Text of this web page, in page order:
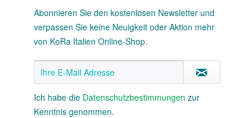
Abonnieren Sie den kostenlosen Newsletter und
verpassen Sie keine Neuigkeit oder Aktion mehr
von KoRa Italien Online-Shop.
Ich habe die Datenschutzbestimmungen zur
Kenntnis genommen.